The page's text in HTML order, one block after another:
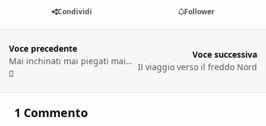
Condividi Follower
Voce precedente
Mai inchinati mai piegati mai spezzati [seconda parte]
Voce successiva
Il viaggio verso il freddo Nord
1 Commento